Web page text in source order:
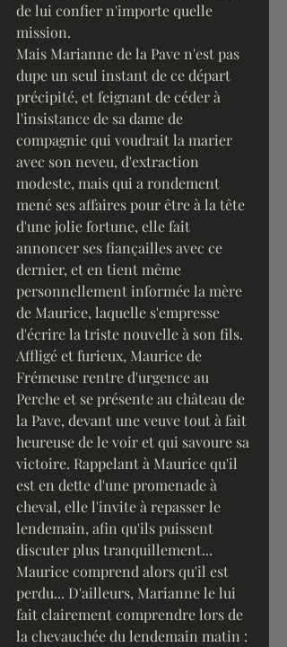
de lui confier n'importe quelle
mission.
Mais Marianne de la Pave n'est pas
dupe un seul instant de ce départ
précipité, et feignant de céder à
l'insistance de sa dame de
compagnie qui voudrait la marier
avec son neveu, d'extraction
modeste, mais qui a rondement
mené ses affaires pour être à la tête
d'une jolie fortune, elle fait
annoncer ses fiançailles avec ce
dernier, et en tient même
personnellement informée la mère
de Maurice, laquelle s'empresse
d'écrire la triste nouvelle à son fils.
Affligé et furieux, Maurice de
Frémeuse rentre d'urgence au
Perche et se présente au château de
la Pave, devant une veuve tout à fait
heureuse de le voir et qui savoure sa
victoire. Rappelant à Maurice qu'il
est en dette d'une promenade à
cheval, elle l'invite à repasser le
lendemain, afin qu'ils puissent
discuter plus tranquillement...
Maurice comprend alors qu'il est
perdu... D'ailleurs, Marianne le lui
fait clairement comprendre lors de
la chevauchée du lendemain matin :